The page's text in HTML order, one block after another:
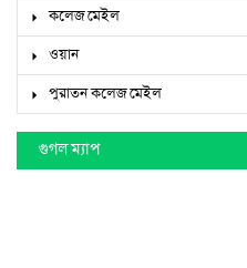
কলেজ মেইল
ওয়ান
পুরাতন কলেজ মেইল
গুগল ম্যাপ